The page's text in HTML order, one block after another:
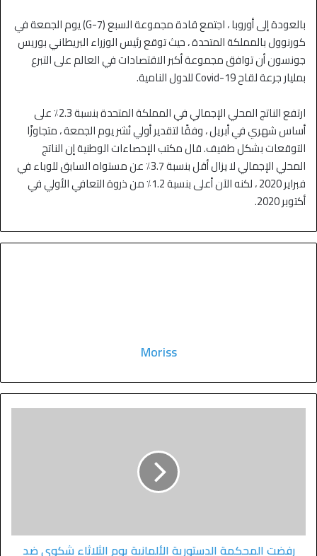
بالعودة إلى أوروبا ، اجتمع قادة مجموعة السبع (G-7) يوم الجمعة في
كورنوول بالمملكة المتحدة ، حيث توقع رئيس الوزراء البريطاني بوريس
جونسون أن توافق مجموعة أكبر الاقتصادات في العالم على التبرع
بمليار جرعة لقاح Covid-19 للدول النامية.
ارتفع الناتج المحلي الإجمالي في المملكة المتحدة بنسبة 2.3٪ على
أساس شهري في أبريل ، وفقًا لتقدير أولي نُشر يوم الجمعة ، متجاوزًا
التوقعات بشكل طفيف. قال مكتب الإحصاءات الوطنية إن الناتج
المحلي الإجمالي لا يزال أقل بنسبة 3.7٪ عن مستواه السابق للوباء في
فبراير 2020 ، لكنه الآن أعلى بنسبة 1.2٪ من ذروة التعافي الأولي في
أكتوبر 2020.
Moriss
رفضت المحكمة الدستورية الألمانية يوم الثلاثاء شكوى ضد